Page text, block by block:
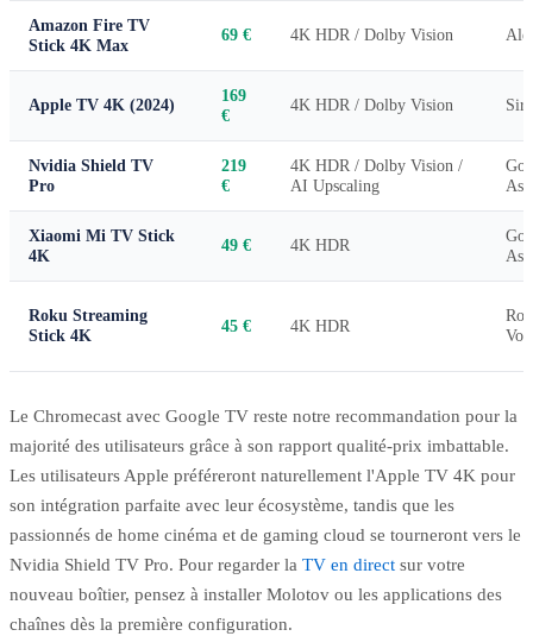
Amazon Fire TV
Stick 4K Max
69 € 4K HDR / Dolby Vision
Apple TV 4K (2024)
169
€
4K HDR / Dolby Vision Siri
Nvidia Shield TV
Pro
219
€
4K HDR / Dolby Vision /
AI Upscaling
Xiaomi Mi TV Stick
4K
49 € 4K HDR
Roku Streaming
Stick 4K
45 € 4K HDR
Le Chromecast avec Google TV reste notre recommandation pour la
majorité des utilisateurs grâce à son rapport qualité-prix imbattable.
Les utilisateurs Apple préféreront naturellement l'Apple TV 4K pour
son intégration parfaite avec leur écosystème, tandis que les
passionnés de home cinéma et de gaming cloud se tourneront vers le
Nvidia Shield TV Pro. Pour regarder la TV en direct sur votre
nouveau boîtier, pensez à installer Molotov ou les applications des
chaînes dès la première configuration.